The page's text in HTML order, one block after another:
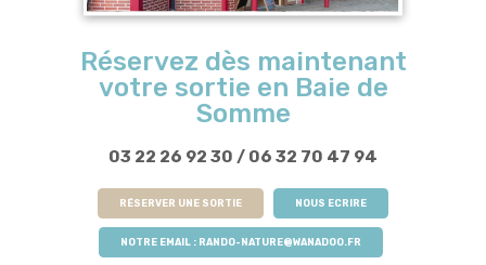
Réservez dès maintenant
votre sortie en Baie de
Somme
03 22 26 92 30 / 06 32 70 47 94
RÉSERVER UNE SORTIE NOUS ECRIRE
NOTRE EMAIL : RANDO-NATURE@WANADOO.FR